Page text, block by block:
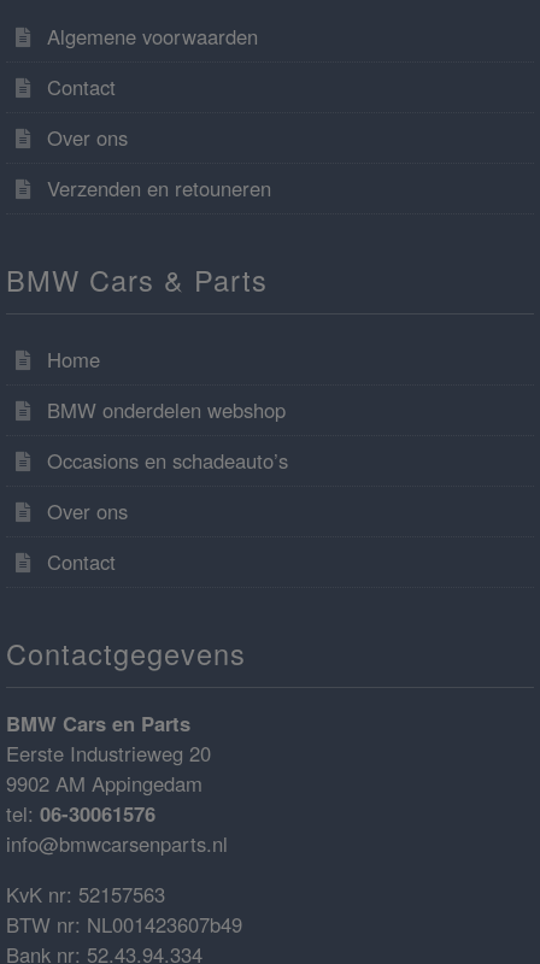
Algemene voorwaarden
Contact
Over ons
Verzenden en retouneren
BMW Cars & Parts
Home
BMW onderdelen webshop
Occasions en schadeauto’s
Over ons
Contact
Contactgegevens
BMW Cars en Parts
Eerste Industrieweg 20
9902 AM Appingedam
tel: 06-30061576
info@bmwcarsenparts.nl
KvK nr: 52157563
BTW nr: NL001423607b49
Bank nr: 52.43.94.334